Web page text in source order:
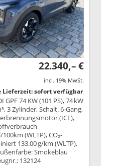
22.340,– €
incl. 19% MwSt.
sofort verfügbar
GPF 74 KW (101 PS), 74 kW
3 Zylinder, Schalt. 6-Gang,
(ICE),
(WLTP), CO₂-
133.00 g/km (WLTP),
Smokeblau
132124